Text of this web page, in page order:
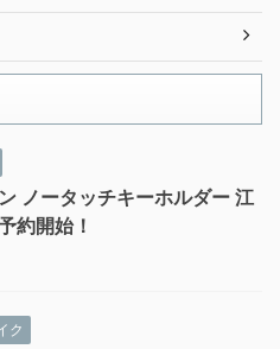
ノータッチキーホルダー 江
約開始！
ク